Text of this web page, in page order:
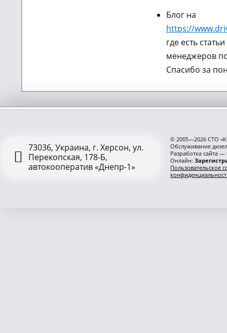
Блог на
https://
где есть
менеджеров
Спасибо за
73036, Украина, г. Херсон, ул.
Перекопская, 178-Б,
автокооператив «Днепр-1»
© 2005—2026 СТО
Обслуживание
Разработка сайта
Онлайн:
Пользовательское